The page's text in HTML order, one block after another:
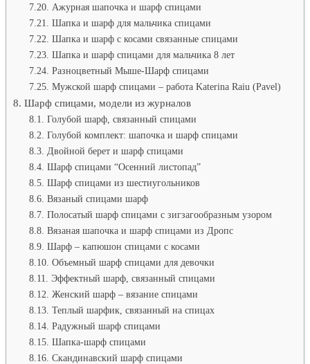
Ажурная шапочка и шарф спицами
Шапка и шарф для мальчика спицами
Шапка и шарф с косами связанные спицами
Шапка и шарф спицами для мальчика 8 лет
Разноцветный Мыше-Шарф спицами
Мужской шарф спицами – работа Katerina Raiu (Pavel)
Шарф спицами, модели из журналов
Голубой шарф, связанный спицами
Голубой комплект: шапочка и шарф спицами
Двойной берет и шарф спицами
Шарф спицами “Осенний листопад”
Шарф спицами из шестиугольников
Вязаный спицами шарф
Полосатый шарф спицами с зигзагообразным узором
Вязаная шапочка и шарф спицами из Дропс
Шарф – капюшон спицами с косами
Объемный шарф спицами для девочки
Эффектный шарф, связанный спицами
Женский шарф – вязание спицами
Теплый шарфик, связанный на спицах
Радужный шарф спицами
Шапка-шарф спицами
Скандинавский шарф спицами